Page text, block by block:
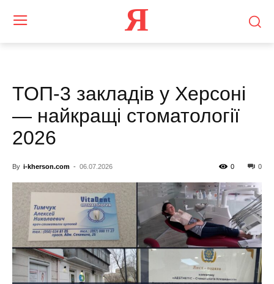
Я
ТОП-3 закладів у Херсоні
— найкращі стоматології
2026
By i-kherson.com - 06.07.2026 0
0